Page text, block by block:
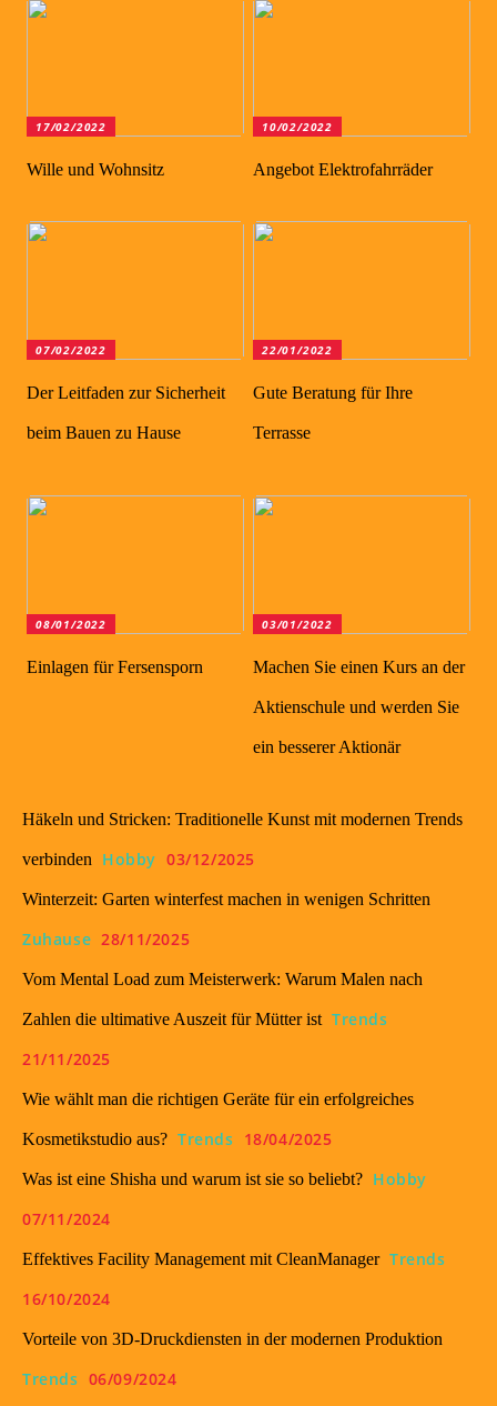
17/02/2022
Wille und Wohnsitz
10/02/2022
Angebot Elektrofahrräder
07/02/2022
Der Leitfaden zur Sicherheit
beim Bauen zu Hause
22/01/2022
Gute Beratung für Ihre
Terrasse
08/01/2022
Einlagen für Fersensporn
03/01/2022
Machen Sie einen Kurs an der
Aktienschule und werden Sie
ein besserer Aktionär
Häkeln und Stricken: Traditionelle Kunst mit modernen Trends
verbinden Hobby 03/12/2025
Winterzeit: Garten winterfest machen in wenigen Schritten
Zuhause 28/11/2025
Vom Mental Load zum Meisterwerk: Warum Malen nach
Zahlen die ultimative Auszeit für Mütter ist Trends
21/11/2025
Wie wählt man die richtigen Geräte für ein erfolgreiches
Kosmetikstudio aus? Trends 18/04/2025
Was ist eine Shisha und warum ist sie so beliebt? Hobby
07/11/2024
Effektives Facility Management mit CleanManager Trends
16/10/2024
Vorteile von 3D-Druckdiensten in der modernen Produktion
Trends 06/09/2024